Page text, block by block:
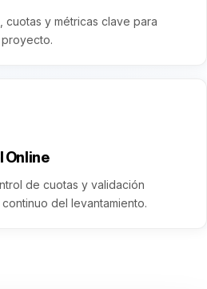
cuotas y métricas clave para
Online
de cuotas y validación
del levantamiento.